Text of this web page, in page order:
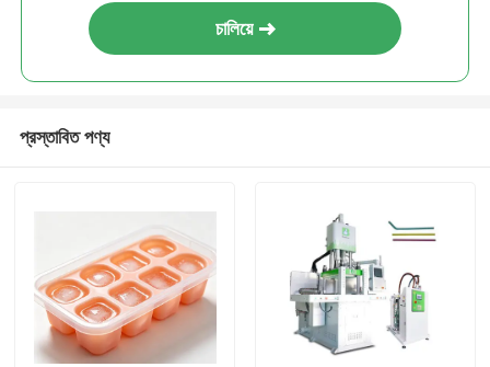
চালিয়ে
প্রস্তাবিত পণ্য